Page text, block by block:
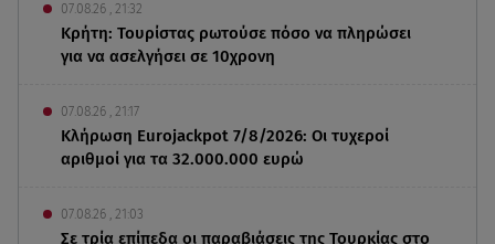
07.08.26 , 21:32
Κρήτη: Τουρίστας ρωτούσε πόσο να πληρώσει
για να ασελγήσει σε 10χρονη
07.08.26 , 21:17
Κλήρωση Eurojackpot 7/8/2026: Οι τυχεροί
αριθμοί για τα 32.000.000 ευρώ
07.08.26 , 21:03
Σε τρία επίπεδα οι παραβιάσεις της Τουρκίας στο